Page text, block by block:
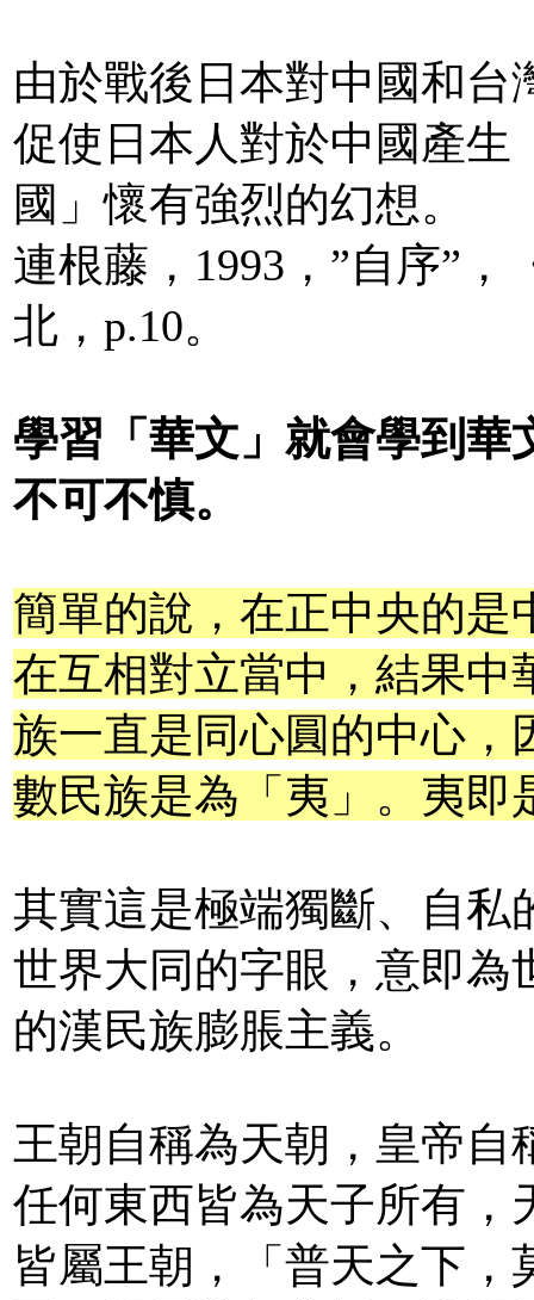
由於戰後日本對中國和
促使日本人對於中國產生
國」懷有強烈的幻想。
連根藤，1993，”自序”
北，p.10。
學習「華文」就會學到華
不可不慎。
簡單的說，在正中央的是
在互相對立當中，結果中
族一直是同心圓的中心，
數民族是為「夷」。夷即
其實這是極端獨斷、自私
世界大同的字眼，意即為
的漢民族膨脹主義。
王朝自稱為天朝，皇帝自
任何東西皆為天子所有，
皆屬王朝，「普天之下